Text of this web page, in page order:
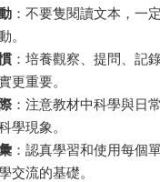
：不要隻閱讀文本，一
。
：培養觀察、提問、記
更重要。
：注意教材中科學與日
學現象。
：認真學習和使用每個
交流的基礎。